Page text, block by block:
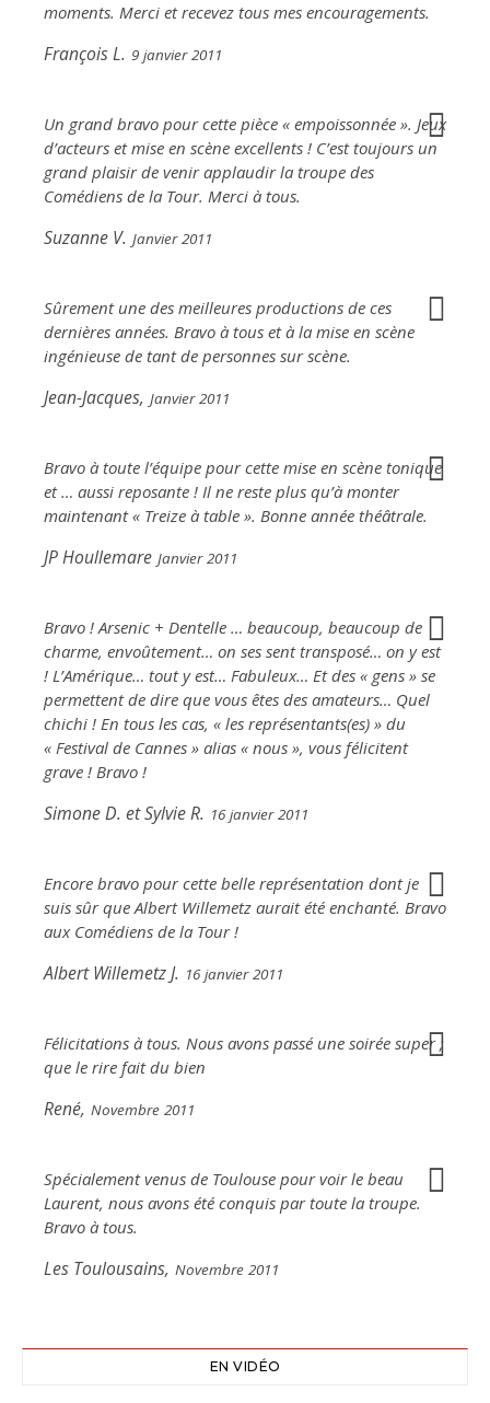
moments. Merci et recevez tous mes encouragements.
François L. 9 janvier 2011
Un grand bravo pour cette pièce « empoissonnée ». Jeux
d’acteurs et mise en scène excellents ! C’est toujours un
grand plaisir de venir applaudir la troupe des
Comédiens de la Tour. Merci à tous.
Suzanne V. Janvier 2011
Sûrement une des meilleures productions de ces
dernières années. Bravo à tous et à la mise en scène
ingénieuse de tant de personnes sur scène.
Jean-Jacques, Janvier 2011
Bravo à toute l’équipe pour cette mise en scène tonique
et … aussi reposante ! Il ne reste plus qu’à monter
maintenant « Treize à table ». Bonne année théâtrale.
JP Houllemare Janvier 2011
Bravo ! Arsenic + Dentelle … beaucoup, beaucoup de
charme, envoûtement… on ses sent transposé… on y est
! L’Amérique… tout y est… Fabuleux… Et des « gens » se
permettent de dire que vous êtes des amateurs… Quel
chichi ! En tous les cas, « les représentants(es) » du
« Festival de Cannes » alias « nous », vous félicitent
grave ! Bravo !
Simone D. et Sylvie R. 16 janvier 2011
Encore bravo pour cette belle représentation dont je
suis sûr que Albert Willemetz aurait été enchanté. Bravo
aux Comédiens de la Tour !
Albert Willemetz J. 16 janvier 2011
Félicitations à tous. Nous avons passé une soirée super ;
que le rire fait du bien
René, Novembre 2011
Spécialement venus de Toulouse pour voir le beau
Laurent, nous avons été conquis par toute la troupe.
Bravo à tous.
Les Toulousains, Novembre 2011
EN VIDÉO